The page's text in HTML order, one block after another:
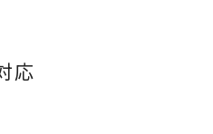
応